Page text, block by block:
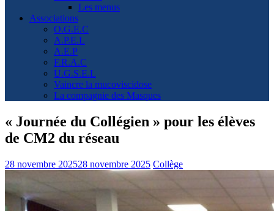
Les menus
Associations
O.G.E.C
A.P.E.L
A.E.P
F.R.A.C
U.G.S.E.L
Vaincre la mucoviscidose
La compagnie des Masques
« Journée du Collégien » pour les élèves
de CM2 du réseau
28 novembre 202528 novembre 2025 Collège